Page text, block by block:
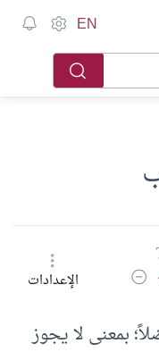
EN
الخط
تقليل حجم الخطالإعدادات
بمعنى لا يجوز